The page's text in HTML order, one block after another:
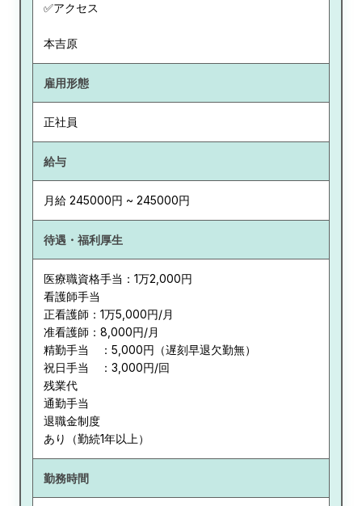
✅アクセス
本吉原
雇用形態
正社員
給与
月給 245000円 ~ 245000円
待遇・福利厚生
医療職資格手当：1万2,000円
看護師手当
正看護師：1万5,000円/月
准看護師：8,000円/月
精勤手当 ：5,000円（遅刻早退欠勤無）
祝日手当 ：3,000円/回
残業代
通勤手当
退職金制度
あり（勤続1年以上）
勤務時間